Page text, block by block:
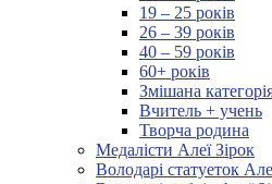
19 – 25 років
26 – 39 років
40 – 59 років
60+ років
Змішана
Вчитель + учень
Творча родина
Медалісти Алеї Зірок
Володарі статуеток